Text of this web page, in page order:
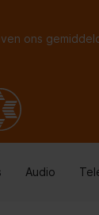
ons
Audio